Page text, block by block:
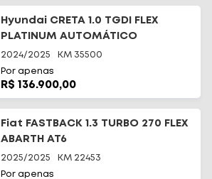
Hyundai CRETA 1.0 TGDI FLEX
PLATINUM AUTOMÁTICO
2024/2025 KM 35500
Por apenas
R$ 136.900,00
Fiat FASTBACK 1.3 TURBO 270 FLEX
ABARTH AT6
2025/2025 KM 22453
Por apenas